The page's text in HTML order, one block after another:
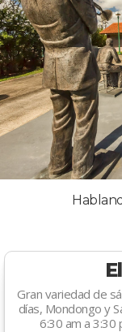
Gran variedad de
días, Mondongo y
6:30 am a 3:30